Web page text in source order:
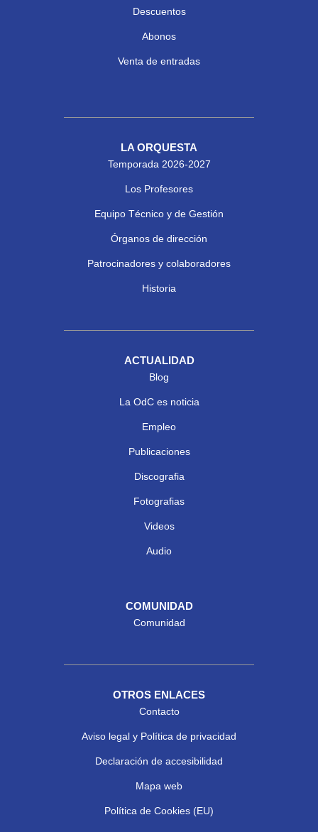
Descuentos
Abonos
Venta de entradas
LA ORQUESTA
Temporada 2026-2027
Los Profesores
Equipo Técnico y de Gestión
Órganos de dirección
Patrocinadores y colaboradores
Historia
ACTUALIDAD
Blog
La OdC es noticia
Empleo
Publicaciones
Discografia
Fotografias
Videos
Audio
COMUNIDAD
Comunidad
OTROS ENLACES
Contacto
Aviso legal y Política de privacidad
Declaración de accesibilidad
Mapa web
Política de Cookies (EU)